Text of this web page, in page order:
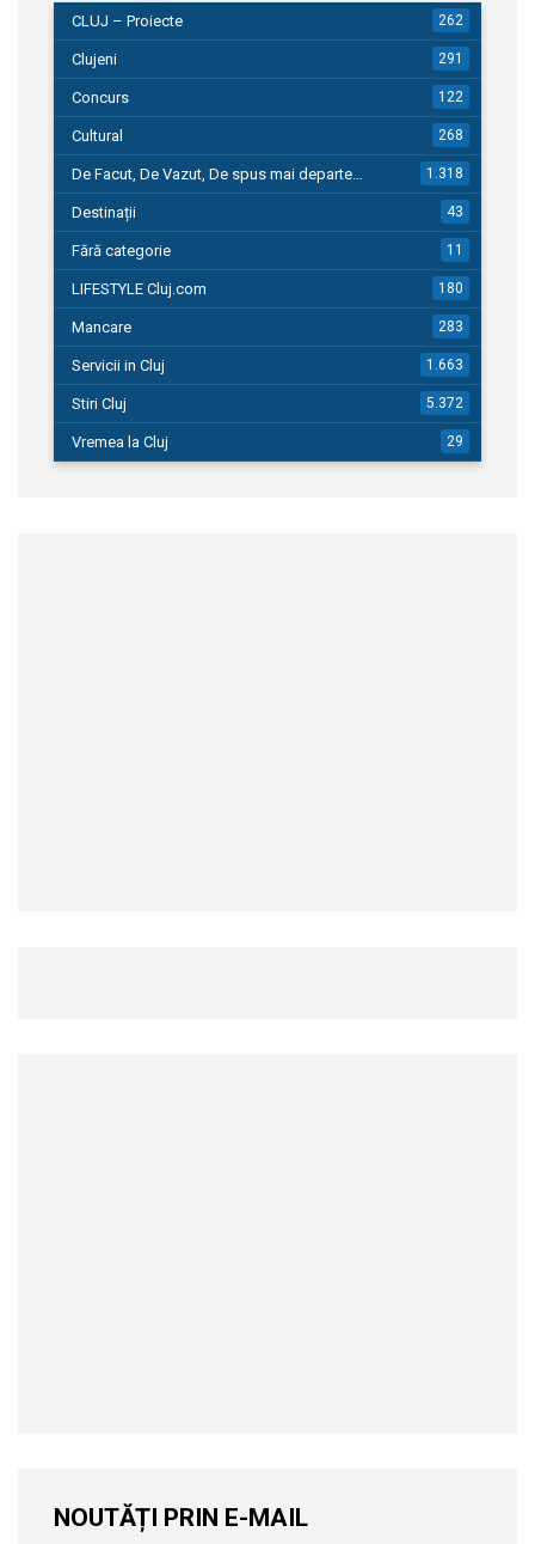
CLUJ – Proiecte 262
Clujeni 291
Concurs 122
Cultural 268
De Facut, De Vazut, De spus mai departe… 1.318
Destinații 43
Fără categorie 11
LIFESTYLE Cluj.com 180
Mancare 283
Servicii in Cluj 1.663
Stiri Cluj 5.372
Vremea la Cluj 29
NOUTĂȚI PRIN E-MAIL